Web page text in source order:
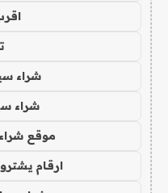
شراء
شراء
موقع
ارقام